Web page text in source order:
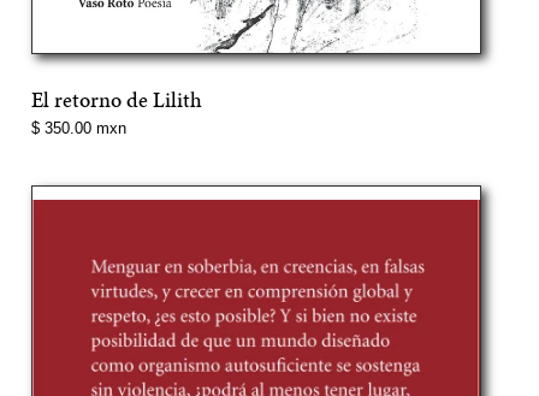
El retorno de Lilith
Precio
$ 350.00 mxn